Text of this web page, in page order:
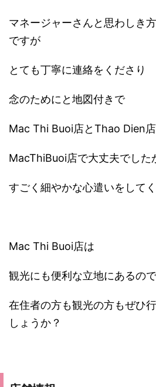
マネージャーさんと思わしき
ですが
とても丁寧に連絡をくださり
念のためにと地図付きで
Mac Thi Buoi店とThao Dien
MacThiBuoi店で大丈夫でした
すごく細やかな心遣いをして
Mac Thi Buoi店は
観光にも便利な立地にあるので
在住者の方も観光の方もぜひ
しょうか？